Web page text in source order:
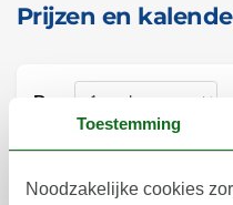
Prijzen en
Duur
Toestemming
Noodzakelijke cookies